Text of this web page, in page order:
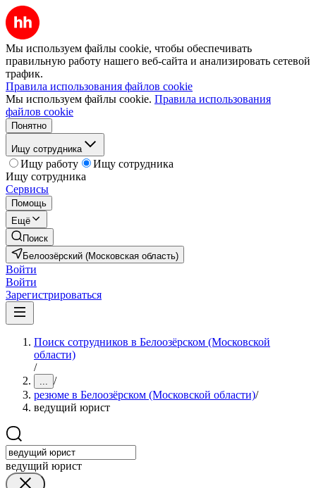
Мы используем файлы cookie, чтобы обеспечивать
правильную работу нашего веб-сайта и анализировать сетевой
трафик.
Правила использования файлов cookie
Мы используем файлы cookie. Правила использования
файлов cookie
Понятно
Ищу сотрудника
Ищу работу
Ищу сотрудника
Ищу сотрудника
Сервисы
Помощь
Ещё
Поиск
Белоозёрский (Московская область)
Войти
Войти
Зарегистрироваться
Поиск сотрудников в Белоозёрском (Московской
области)
/
... /
резюме в Белоозёрском (Московской области)/
ведущий юрист
ведущий юрист